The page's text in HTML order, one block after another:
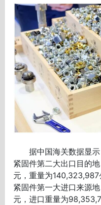
据中国海关数据显示
紧固件第二大出口目的
元，重量为
紧固件第一大进口来源
元，进口重量为